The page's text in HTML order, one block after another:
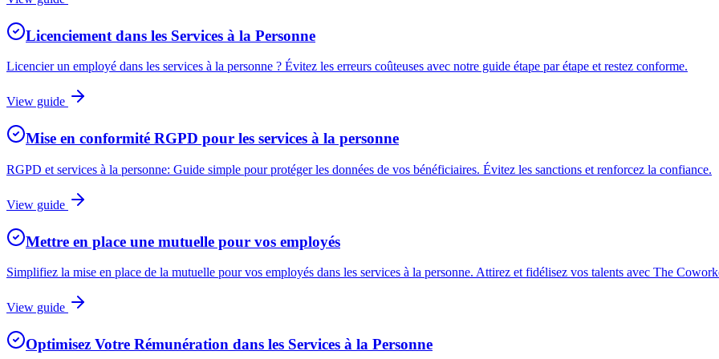
Licenciement dans les Services à la Personne
Licencier un employé dans les services à la personne ? Évitez les erreurs coûteuses avec notre guide étape par étape et restez conforme.
View guide
Mise en conformité RGPD pour les services à la personne
RGPD et services à la personne: Guide simple pour protéger les données de vos bénéficiaires. Évitez les sanctions et renforcez la confiance.
View guide
Mettre en place une mutuelle pour vos employés
Simplifiez la mise en place de la mutuelle pour vos employés dans les services à la personne. Attirez et fidélisez vos talents avec The
View guide
Optimisez Votre Rémunération dans les Services à la Personne